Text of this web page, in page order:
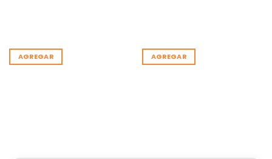
AGREGAR AGREGAR